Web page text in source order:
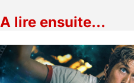
A lire ensuite…